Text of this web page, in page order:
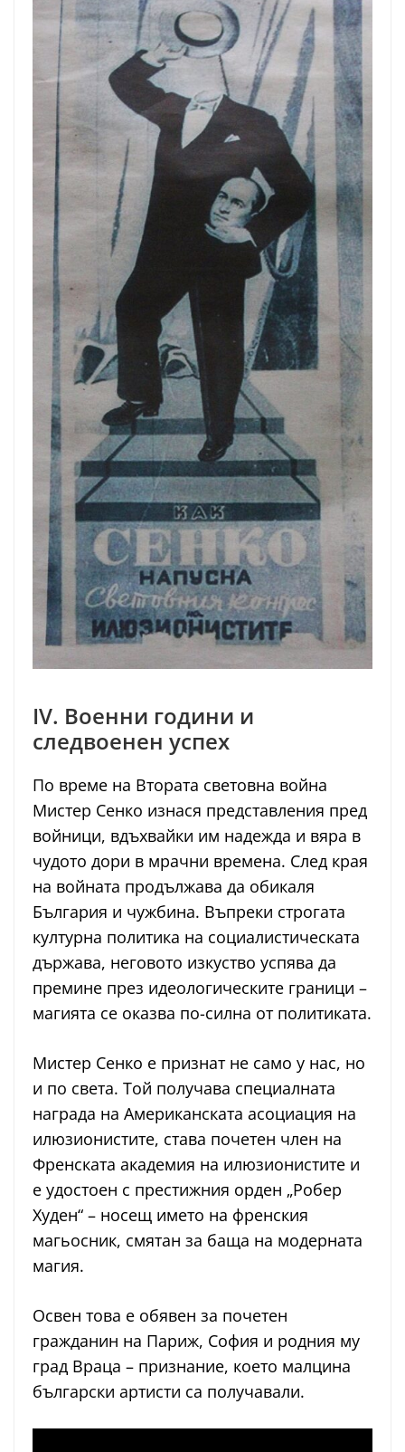
IV. Военни години и
следвоенен успех
По време на Втората световна война
Мистер Сенко изнася представления пред
войници, вдъхвайки им надежда и вяра в
чудото дори в мрачни времена. След края
на войната продължава да обикаля
България и чужбина. Въпреки строгата
културна политика на социалистическата
държава, неговото изкуство успява да
премине през идеологическите граници –
магията се оказва по-силна от политиката.
Мистер Сенко е признат не само у нас, но
и по света. Той получава специалната
награда на Американската асоциация на
илюзионистите, става почетен член на
Френската академия на илюзионистите и
е удостоен с престижния орден „Робер
Худен“ – носещ името на френския
магьосник, смятан за баща на модерната
магия.
Освен това е обявен за почетен
гражданин на Париж, София и родния му
град Враца – признание, което малцина
български артисти са получавали.